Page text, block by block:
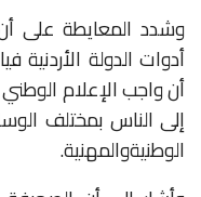
وشدد المعايطة على
أدوات الدولة الأردنيةفي
أنواجبالإعلامالوطني
إلى الناس بمختلف
الوطنيةوالمهنية.